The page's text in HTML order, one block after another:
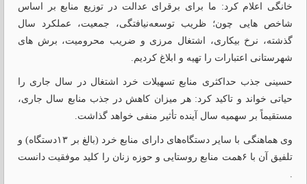
خانگی اعلام کرد: ما برای برقرای عدالت در توزیع منابع بر اساس
شاخص هایی چون؛ ظریب توسعه‌نیافتگی، جمعیت، عملکرد سال
گذشته، نرخ بیکاری، اشتغال مرزی و ضریب محرومیت، برش های
شهرستانی اعتبارات را تهیه و ابلاغ کردیم.
حسینی جذب حداکثری منابع تسهیلات خرد اشتغال در سال جاری را
حیاتی خواند و تاکید کرد: هر میزان کاهش در جذب منابع سال جاری،
مستقیماً بر سهمیه سال آینده تأثیر منفی خواهد گذاشت.
وی هماهنگی با سایر دستگاه‌های دارای منابع خرد (بالغ بر ۱۳دستگاه) و
تلفیق آن با ۶همت منابع روستایی و حوزه زنان را کلید موفقیت دانست